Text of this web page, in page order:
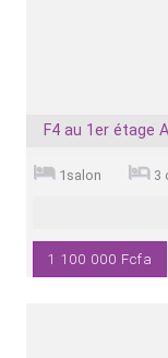
F4 au 1er étage
1salon 3
1 100 000 Fcfa